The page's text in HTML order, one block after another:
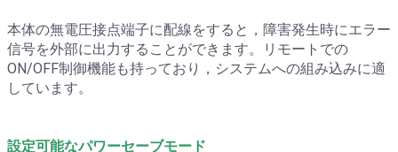
本体の無電圧接点端子に配線をすると，障害発生時にエラー
信号を外部に出力することができます。リモートでの
ON/OFF制御機能も持っており，システムへの組み込みに適
しています。
設定可能なパワーセーブモード